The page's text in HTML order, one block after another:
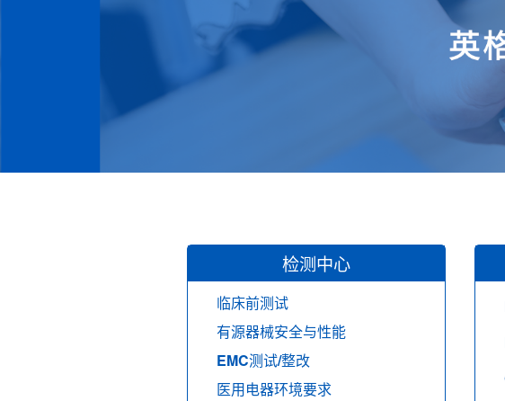
检测中心
临床前测试
有源器械安全与性能
EMC测试/整改
医用电器环境要求